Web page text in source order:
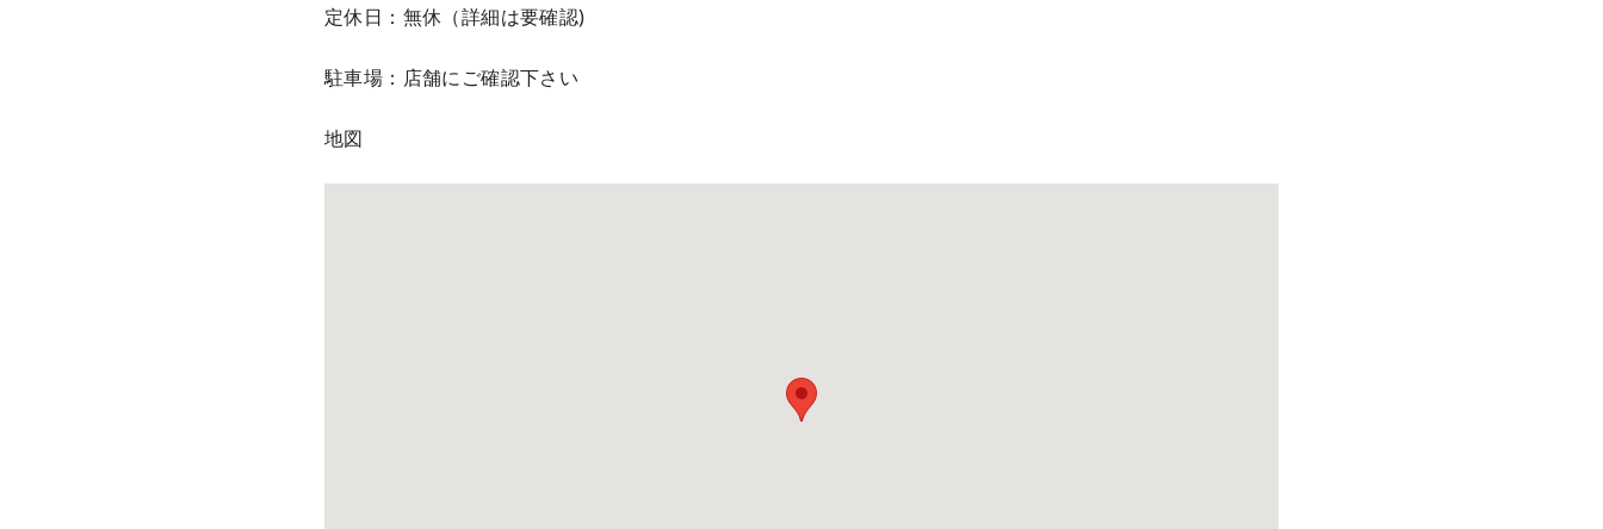
定休日：無休（詳細は要確認)
駐車場：店舗にご確認下さい
地図